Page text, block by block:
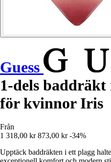
Guess
1-dels
för kvinnor Iris
Från
1 318,00 kr 873,00 kr -34%
Upptäck baddräkten i ett plagg